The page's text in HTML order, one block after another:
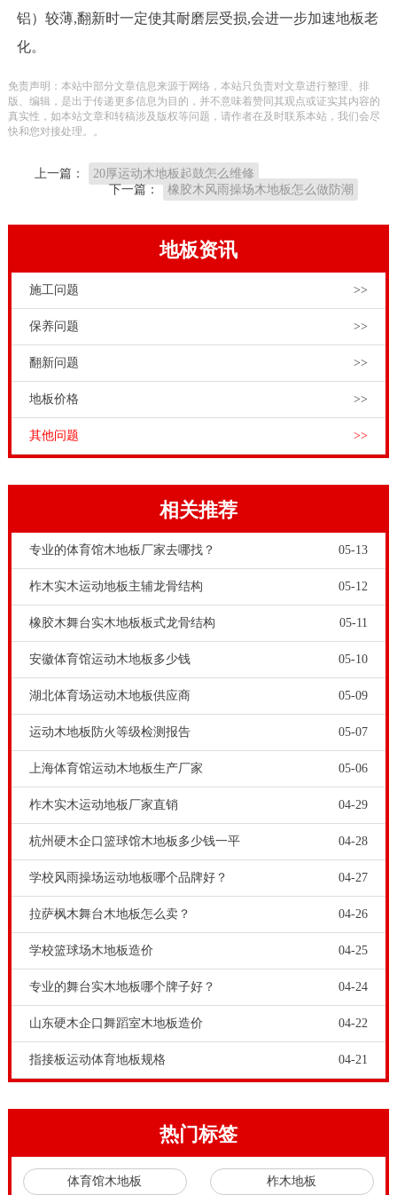
铝）较薄,翻新时一定使其耐磨层受损,会进一步加速地板老
化。
免责声明：本站中部分文章信息来源于网络，本站只负责对文章进行整理、排
版、编辑，是出于传递更多信息为目的，并不意味着赞同其观点或证实其内容的
真实性，如本站文章和转稿涉及版权等问题，请作者在及时联系本站，我们会尽
快和您对接处理。。
上一篇：
20厚运动木地板起鼓怎么维修
下一篇：
橡胶木风雨操场木地板怎么做防潮
地板资讯
施工问题 >>
保养问题 >>
翻新问题 >>
地板价格 >>
其他问题 >>
相关推荐
专业的体育馆木地板厂家去哪找？ 05-13
柞木实木运动地板主辅龙骨结构 05-12
橡胶木舞台实木地板板式龙骨结构 05-11
安徽体育馆运动木地板多少钱 05-10
湖北体育场运动木地板供应商 05-09
运动木地板防火等级检测报告 05-07
上海体育馆运动木地板生产厂家 05-06
柞木实木运动地板厂家直销 04-29
杭州硬木企口篮球馆木地板多少钱一平 04-28
学校风雨操场运动地板哪个品牌好？ 04-27
拉萨枫木舞台木地板怎么卖？ 04-26
学校篮球场木地板造价 04-25
专业的舞台实木地板哪个牌子好？ 04-24
山东硬木企口舞蹈室木地板造价 04-22
指接板运动体育地板规格 04-21
热门标签
体育馆木地板 柞木地板